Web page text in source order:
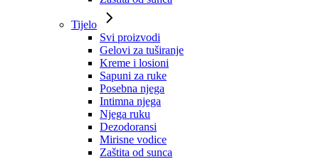
Tijelo
Svi proizvodi
Gelovi za tuširanje
Kreme i losioni
Sapuni za ruke
Posebna njega
Intimna njega
Njega ruku
Dezodoransi
Mirisne vodice
Zaštita od sunca